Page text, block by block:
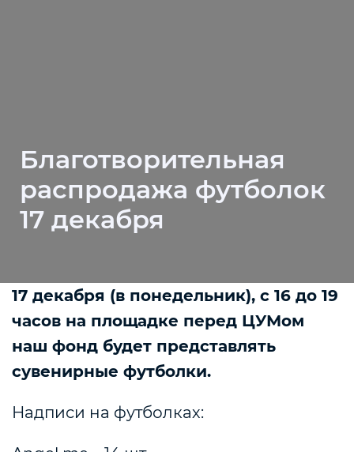
Благотворительная
распродажа футболок
17 декабря
17 декабря (в понедельник), с 16 до 19
часов на площадке перед ЦУМом
наш фонд будет представлять
сувенирные футболки.
Надписи на футболках: